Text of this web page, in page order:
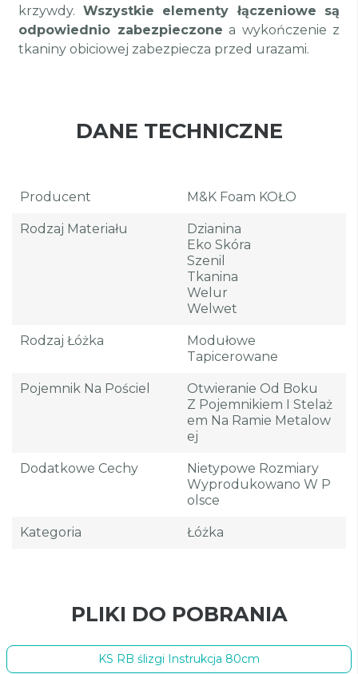
krzywdy. Wszystkie elementy łączeniowe są
odpowiednio zabezpieczone a wykończenie z
tkaniny obiciowej zabezpiecza przed urazami.
DANE TECHNICZNE
Producent M&K Foam KOŁO
Rodzaj Materiału
Dzianina
Eko Skóra
Szenil
Tkanina
Welur
Welwet
Rodzaj Łóżka
Modułowe
Tapicerowane
Pojemnik Na Pościel
Otwieranie Od Boku
Z Pojemnikiem I Stelaż
Em Na Ramie Metalow
Ej
Dodatkowe Cechy
Nietypowe Rozmiary
Wyprodukowano W P
Olsce
Kategoria Łóżka
PLIKI DO POBRANIA
KS RB ślizgi Instrukcja 80cm